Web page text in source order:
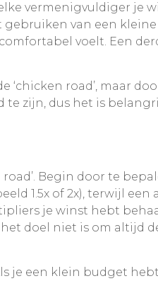
vermenigvuldiger
van een
voelt. Een
road’, maar
zijn, dus het is
Begin door te
1.5x of 2x), terwijl
je winst hebt
doel niet is om altijd
je een klein budget